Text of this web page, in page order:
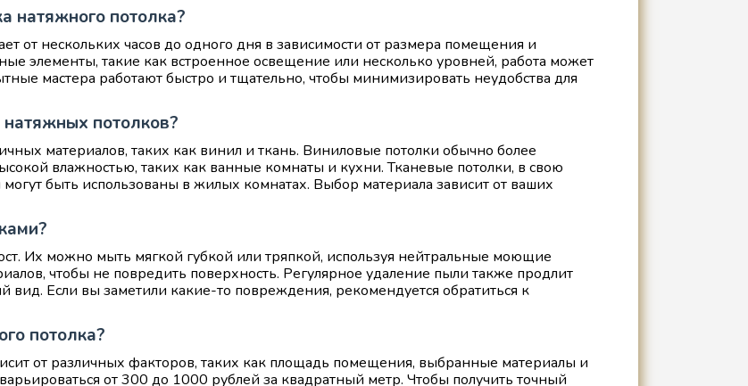
натяжного потолка?
от нескольких часов до одного дня в зависимости от размера помещения и
элементы, такие как встроенное освещение или несколько уровней, работа может
мастера работают быстро и тщательно, чтобы минимизировать неудобства для
потолков?
материалов, таких как винил и ткань. Виниловые потолки обычно более
влажностью, таких как ванные комнаты и кухни. Тканевые потолки, в свою
быть использованы в жилых комнатах. Выбор материала зависит от ваших
Их можно мыть мягкой губкой или тряпкой, используя нейтральные моющие
чтобы не повредить поверхность. Регулярное удаление пыли также продлит
вид. Если вы заметили какие-то повреждения, рекомендуется обратиться к
потолка?
от различных факторов, таких как площадь помещения, выбранные материалы и
от 300 до 1000 рублей за квадратный метр. Чтобы получить точный